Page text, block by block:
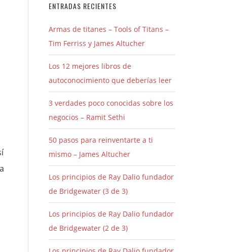
ENTRADAS RECIENTES
Armas de titanes – Tools of Titans –
Tim Ferriss y James Altucher
Los 12 mejores libros de
autoconocimiento que deberías leer
3 verdades poco conocidas sobre los
negocios – Ramit Sethi
50 pasos para reinventarte a ti
mismo – James Altucher
Los principios de Ray Dalio fundador
de Bridgewater (3 de 3)
Los principios de Ray Dalio fundador
de Bridgewater (2 de 3)